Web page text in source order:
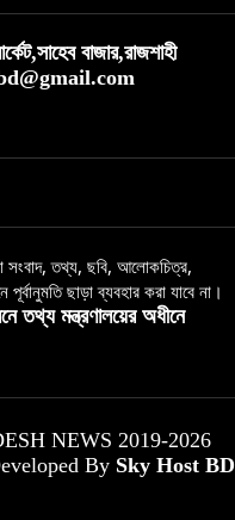
বাজার,রাজশাহী
সংবাদ, তথ্য, ছবি, আলোকচিত্র,
ছাড়া ব্যবহার করা যাবে না।
তথ্য মন্ত্রণালয়ের অধীনে
NEWS 2019-2026
By Sky Host BD